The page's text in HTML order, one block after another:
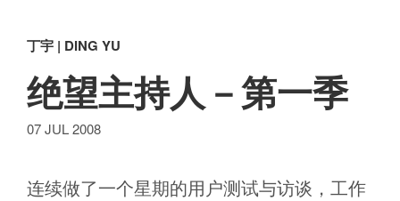
丁宇 | DING YU
绝望主持人－第一季
07 JUL 2008
连续做了一个星期的用户测试与访谈，工作